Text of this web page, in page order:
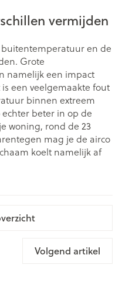
vermijden
buitentemperatuur en de
Grote
namelijk een impact
een veelgemaakte fout
binnen extreem
beter in op de
woning, rond de 23
mag je de airco
koelt namelijk af
Volgend artikel